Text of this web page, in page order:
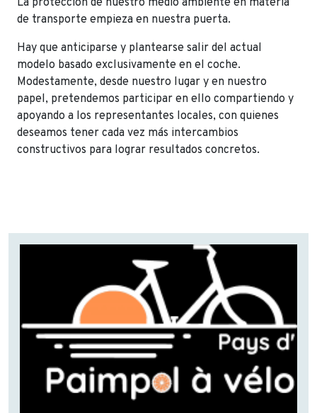
de transporte empieza en nuestra puerta.
Hay que anticiparse y plantearse salir del actual
modelo basado exclusivamente en el coche.
Modestamente, desde nuestro lugar y en nuestro
papel, pretendemos participar en ello compartiendo y
apoyando a los representantes locales, con quienes
deseamos tener cada vez más intercambios
constructivos para lograr resultados concretos.